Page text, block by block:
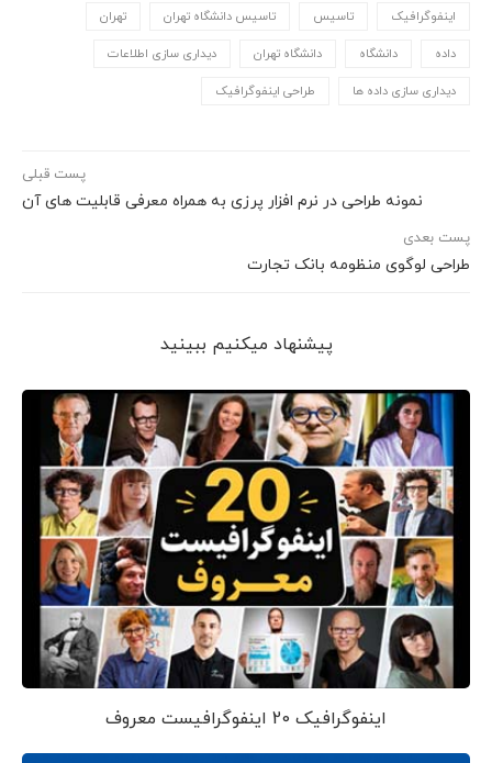
اینفوگرافیک تاسیس تاسیس دانشگاه تهران تهران
داده دانشگاه دانشگاه تهران دیداری سازی اطلاعات
دیداری سازی داده ها طراحی اینفوگرافیک
پست قبلی
نمونه طراحی در نرم افزار پرزی به همراه معرفی قابلیت های آن
پست بعدی
طراحی لوگوی منظومه بانک تجارت
پیشنهاد می‎کنیم ببینید
اینفوگرافیک 20 اینفوگرافیست معروف